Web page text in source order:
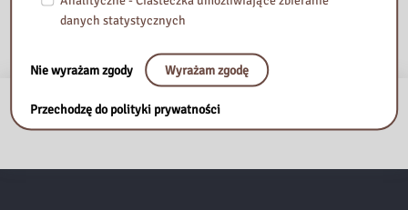
danych statystycznych
Nie wyrażam zgody Wyrażam zgodę
Przechodzę do polityki prywatności